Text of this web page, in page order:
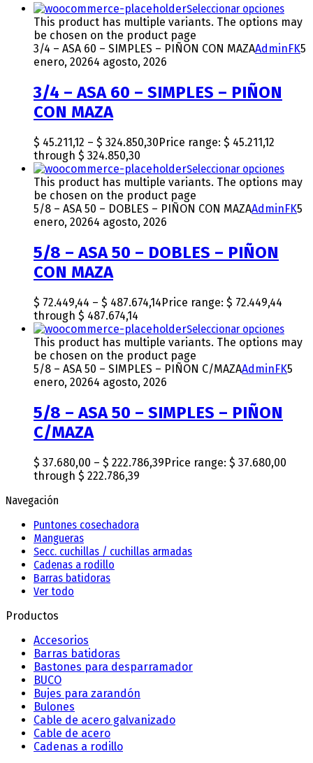
Seleccionar opciones
This product has multiple variants. The options may
be chosen on the product page
3/4 – ASA 60 – SIMPLES – PIÑON CON MAZAAdminFK5
enero, 20264 agosto, 2026
3/4 – ASA 60 – SIMPLES – PIÑON
CON MAZA
$ 45.211,12 – $ 324.850,30Price range: $ 45.211,12
through $ 324.850,30
Seleccionar opciones
This product has multiple variants. The options may
be chosen on the product page
5/8 – ASA 50 – DOBLES – PIÑON CON MAZAAdminFK5
enero, 20264 agosto, 2026
5/8 – ASA 50 – DOBLES – PIÑON
CON MAZA
$ 72.449,44 – $ 487.674,14Price range: $ 72.449,44
through $ 487.674,14
Seleccionar opciones
This product has multiple variants. The options may
be chosen on the product page
5/8 – ASA 50 – SIMPLES – PIÑON C/MAZAAdminFK5
enero, 20264 agosto, 2026
5/8 – ASA 50 – SIMPLES – PIÑON
C/MAZA
$ 37.680,00 – $ 222.786,39Price range: $ 37.680,00
through $ 222.786,39
Navegación
Puntones cosechadora
Mangueras
Secc. cuchillas / cuchillas armadas
Cadenas a rodillo
Barras batidoras
Ver todo
Productos
Accesorios
Barras batidoras
Bastones para desparramador
BUCO
Bujes para zarandón
Bulones
Cable de acero galvanizado
Cable de acero
Cadenas a rodillo